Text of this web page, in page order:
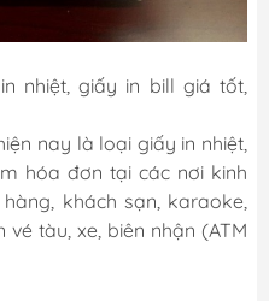
nhiệt, giấy in bill giá tốt,
nay là loại giấy in nhiệt,
hóa đơn tại các nơi kinh
khách sạn, karaoke,
tàu, xe, biên nhận (ATM